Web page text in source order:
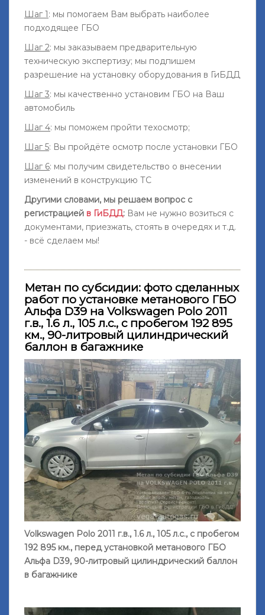
Шаг 1: мы помогаем Вам выбрать наиболее
подходящее ГБО
Шаг 2: мы заказываем предварительную
техническую экспертизу; мы подпишем
разрешение на установку оборудования в ГиБДД
Шаг 3: мы качественно установим ГБО на Ваш
автомобиль
Шаг 4: мы поможем пройти техосмотр;
Шаг 5: Вы пройдёте осмотр после установки ГБО
Шаг 6: мы получим свидетельство о внесении
изменений в конструкцию ТС
Другими словами, мы решаем вопрос с
регистрацией в ГиБДД: Вам не нужно возиться с
документами, приезжать, стоять в очередях и т.д.
- всё сделаем мы!
Метан по субсидии: фото сделанных
работ по установке метанового ГБО
Альфа D39 на Volkswagen Polo 2011
г.в., 1.6 л., 105 л.с., с пробегом 192 895
км., 90-литровый цилиндрический
баллон в багажнике
Volkswagen Polo 2011 г.в., 1.6 л., 105 л.с., с пробегом
192 895 км., перед установкой метанового ГБО
Альфа D39, 90-литровый цилиндрический баллон
в багажнике